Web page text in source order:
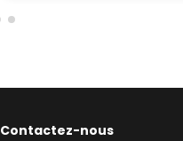
Contactez-nous